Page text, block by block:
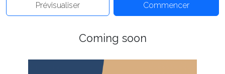
Prévisualiser Commencer
Coming soon